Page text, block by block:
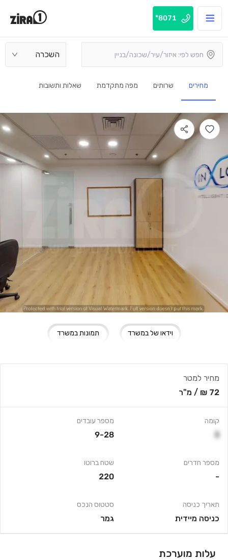
8071*
השכרה
מחירים שרותים מפה מתקדמת שאלות ותשובות
תמונות במשרד וידאו של במשרד
מחיר למטר
72 ₪
/ מ"ר
קומה
3
מספר חדרים
-
תאריך כניסה
כניסה מיידית
מספר עובדים
9-28
שטח ברוטו
220
סטטוס הנכס
גמר
עלות מוערכת